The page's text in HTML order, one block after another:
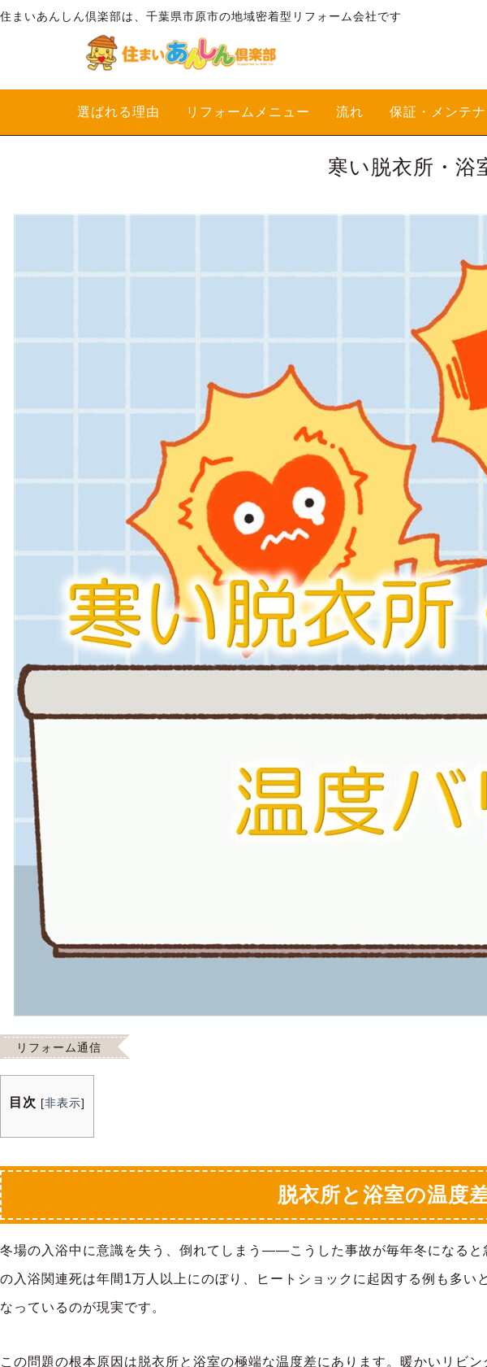
住まいあんしん倶楽部は、千葉県市原市の地域密着型リフォーム会社です
選ばれる理由 リフォームメニュー 流れ 保証・メンテナ
寒い脱衣所・浴
リフォーム通信
目次 [非表示]
脱衣所と浴室の温度
冬場の入浴中に意識を失う、倒れてしまう――こうした事故が毎年冬になる
の入浴関連死は年間1万人以上にのぼり、ヒートショックに起因する例も多
なっているのが現実です。
この問題の根本原因は脱衣所と浴室の極端な温度差にあります。暖かいリビ